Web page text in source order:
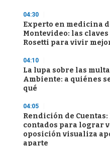
04:30
Experto en medicina
Montevideo: las
Rosetti para vivir
04:10
La lupa sobre las
Ambiente: a quiénes
qué
04:05
Rendición de Cuentas:
contados para lograr
oposición visualiza
aparte